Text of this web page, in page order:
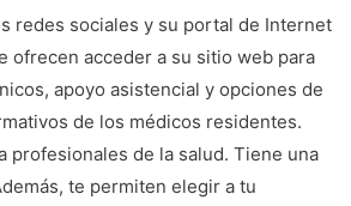
redes sociales y su portal de Internet
ofrecen acceder a su sitio web para
apoyo asistencial y opciones de
de los médicos residentes.
profesionales de la salud. Tiene una
te permiten elegir a tu